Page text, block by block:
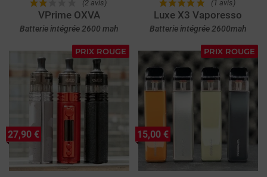
(2 avis)
VPrime OXVA
Batterie intégrée 2600 mah
(1 avis)
Luxe X3 Vaporesso
Batterie intégrée 2600mah
PRIX ROUGE
27,90 €
PRIX ROUGE
15,00 €